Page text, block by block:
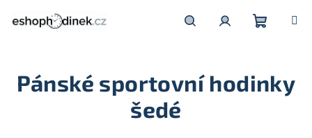
košík
Pánské sportovní hodinky
šedé